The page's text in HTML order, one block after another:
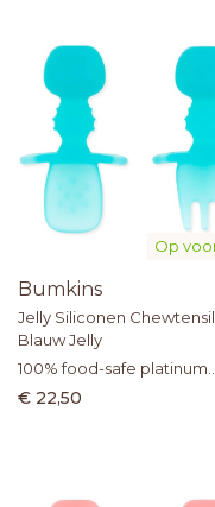
Op
Bumkins
Jelly Siliconen
Blauw Jelly
100% food-safe platinum
silicone
€ 22,50